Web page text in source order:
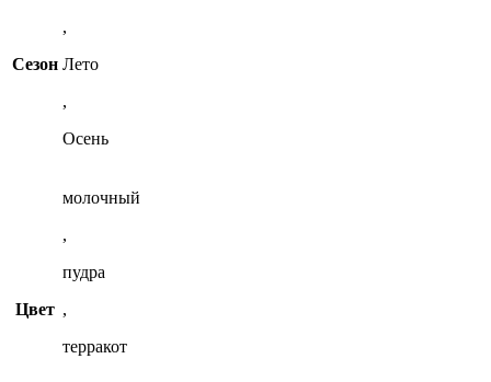
Сезон
,
Лето
,
Осень
Цвет
молочный
,
пудра
,
терракот